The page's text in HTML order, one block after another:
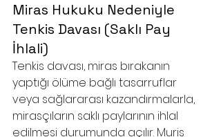
Miras Hukuku Nedeniyle
Tenkis Davası (Saklı Pay
İhlali)
Tenkis davası, miras bırakanın
yaptığı ölüme bağlı tasarruflar
veya sağlararası kazandırmalarla,
mirasçıların saklı paylarının ihlal
edilmesi durumunda açılır. Muris